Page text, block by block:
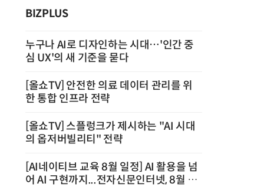
BIZPLUS
누구나 AI로 디자인하는 시대…'인간 중
심 UX'의 새 기준을 묻다
[올쇼TV] 안전한 의료 데이터 관리를 위
한 통합 인프라 전략
[올쇼TV] 스플렁크가 제시하는 "AI 시대
의 옵저버빌리티" 전략
[AI네이티브 교육 8월 일정] AI 활용을 넘
어 AI 구현까지...전자신문인터넷, 8월 실